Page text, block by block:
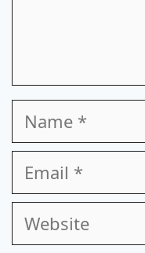
Name
Email
Website